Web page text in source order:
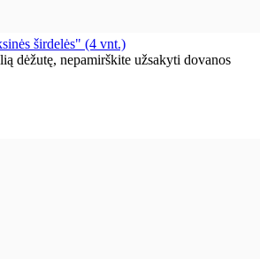
širdelės" (4 vnt.)
dėžutę, nepamirškite užsakyti dovanos